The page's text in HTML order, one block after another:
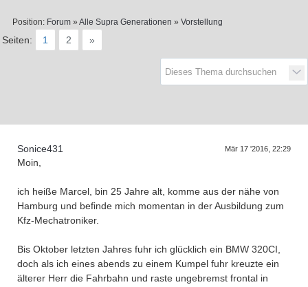
D
a
s
T
r
e
f
f
e
n
d
e
r
G
e
n
e
r
a
t
i
o
n
e
n
Position: Forum » Alle Supra Generationen » Vorstellung
Seiten: 1 2 »
Sonice431 Mär 17 '2016, 22:29
Moin,
ich heiße Marcel, bin 25 Jahre alt, komme aus der nähe von
Hamburg und befinde mich momentan in der Ausbildung zum
Kfz-Mechatroniker.
Bis Oktober letzten Jahres fuhr ich glücklich ein BMW 320CI,
doch als ich eines abends zu einem Kumpel fuhr kreuzte ein
älterer Herr die Fahrbahn und raste ungebremst frontal in